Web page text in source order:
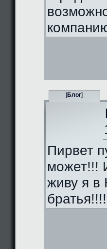
[Блог]
Пирвет
может!!!
живу я в
братья!!!!